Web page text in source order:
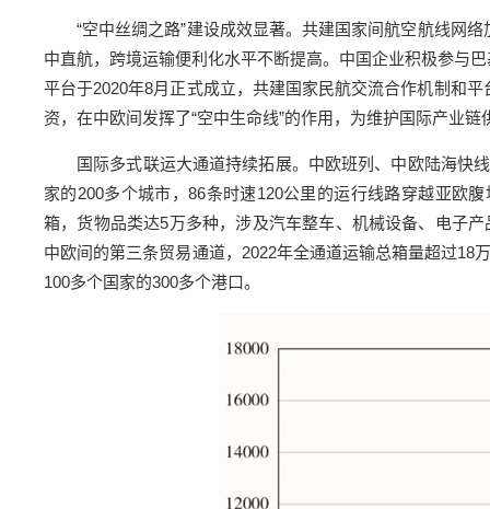
“空中丝绸之路”建设成效显著。共建国家间航空航线网
中直航，跨境运输便利化水平不断提高。中国企业积极参与
平台于2020年8月正式成立，共建国家民航交流合作机制和
资，在中欧间发挥了“空中生命线”的作用，为维护国际产业
国际多式联运大通道持续拓展。中欧班列、中欧陆海快
家的200多个城市，86条时速120公里的运行线路穿越亚欧
箱，货物品类达5万多种，涉及汽车整车、机械设备、电子
中欧间的第三条贸易通道，2022年全通道运输总箱量超过18
100多个国家的300多个港口。